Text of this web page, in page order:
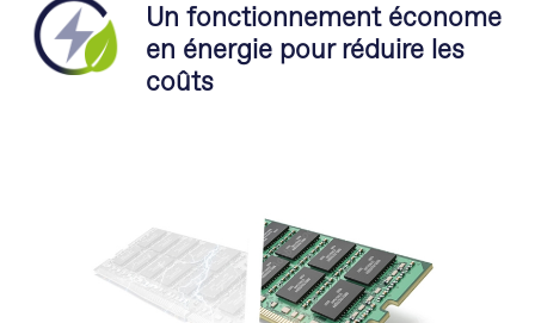
Un fonctionnement économe
en énergie pour réduire les
coûts